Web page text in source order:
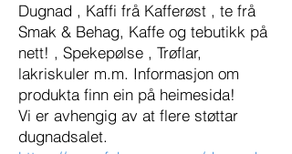
Dugnad , Kaffi frå Kafferøst , te frå
Smak & Behag, Kaffe og tebutikk på
nett! , Spekepølse , Trøflar,
lakriskuler m.m. Informasjon om
produkta finn ein på heimesida!
Vi er avhengig av at flere støttar
dugnadsalet.